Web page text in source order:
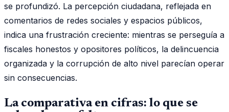
se profundizó. La percepción ciudadana, reflejada en
comentarios de redes sociales y espacios públicos,
indica una frustración creciente: mientras se perseguía a
fiscales honestos y opositores políticos, la delincuencia
organizada y la corrupción de alto nivel parecían operar
sin consecuencias.
La comparativa en cifras: lo que se